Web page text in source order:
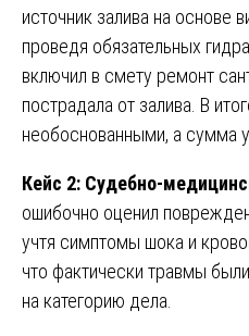
источник залива на основе
проведя обязательных
включил в смету ремонт
пострадала от залива. В
необоснованными, а сумма
Кейс 2: Судебно-
ошибочно оценил
учтя симптомы шока и
что фактически травмы
на категорию дела.